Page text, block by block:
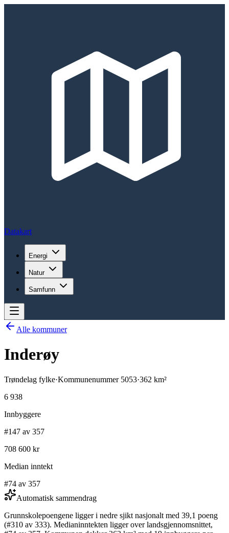
Datakart
Energi
Natur
Samfunn
Alle kommuner
Inderøy
Trøndelag fylke·Kommunenummer 5053·362 km²
6 938
Innbyggere
#147 av 357
708 600 kr
Median inntekt
#74 av 357
Automatisk sammendrag
Grunnskolepoengene ligger i nedre sjikt nasjonalt med 39,1 poeng
(#310 av 333). Medianinntekten ligger over landsgjennomsnittet,